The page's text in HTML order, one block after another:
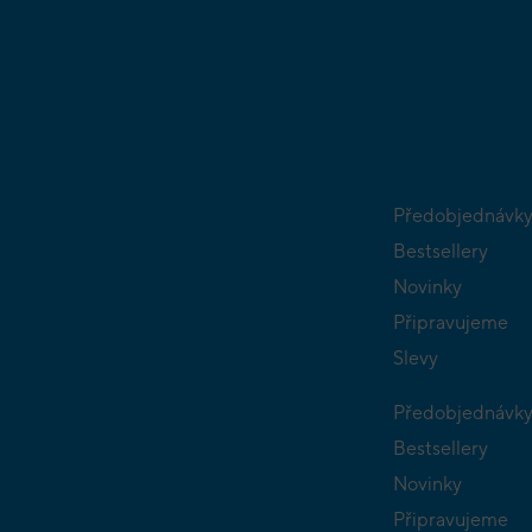
Předobjednávky
Bestsellery
Novinky
Připravujeme
Slevy
Předobjednávky
Bestsellery
Novinky
Připravujeme